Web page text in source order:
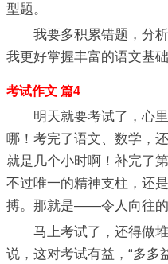
型题。
我要多积累错题，分析
我更好掌握丰富的语文基
考试作文 篇4
明天就要考试了，心里
哪！考完了语文、数学，
就是几个小时啊！补完了
不过唯一的精神支柱，还
搏。那就是——令人向往的
马上考试了，还得做堆
说，这对考试有益，“多多